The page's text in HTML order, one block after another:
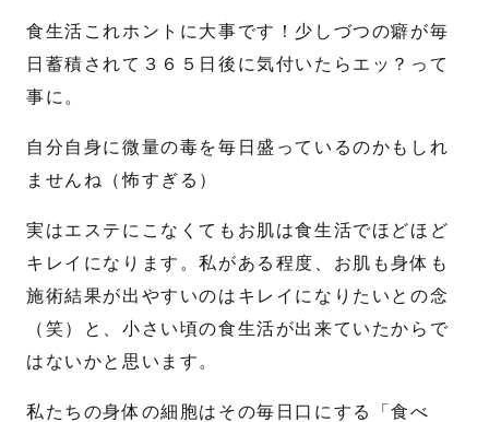
食生活これホントに大事です！少しづつの癖が毎
日蓄積されて３６５日後に気付いたらエッ？って
事に。
自分自身に微量の毒を毎日盛っているのかもしれ
ませんね（怖すぎる）
実はエステにこなくてもお肌は食生活でほどほど
キレイになります。私がある程度、お肌も身体も
施術結果が出やすいのはキレイになりたいとの念
（笑）と、小さい頃の食生活が出来ていたからで
はないかと思います。
私たちの身体の細胞はその毎日口にする「食べ